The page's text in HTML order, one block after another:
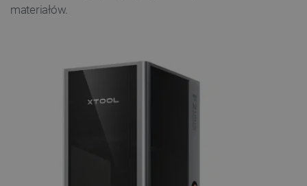
materiałów.